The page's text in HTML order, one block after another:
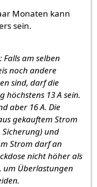
Monaten kann
sein.
Falls am selben
noch andere
sind, darf die
höchstens 13 A sein.
aber 16 A. Die
gekauftem Strom
und
Strom darf an
nicht höher als
um Überlastungen